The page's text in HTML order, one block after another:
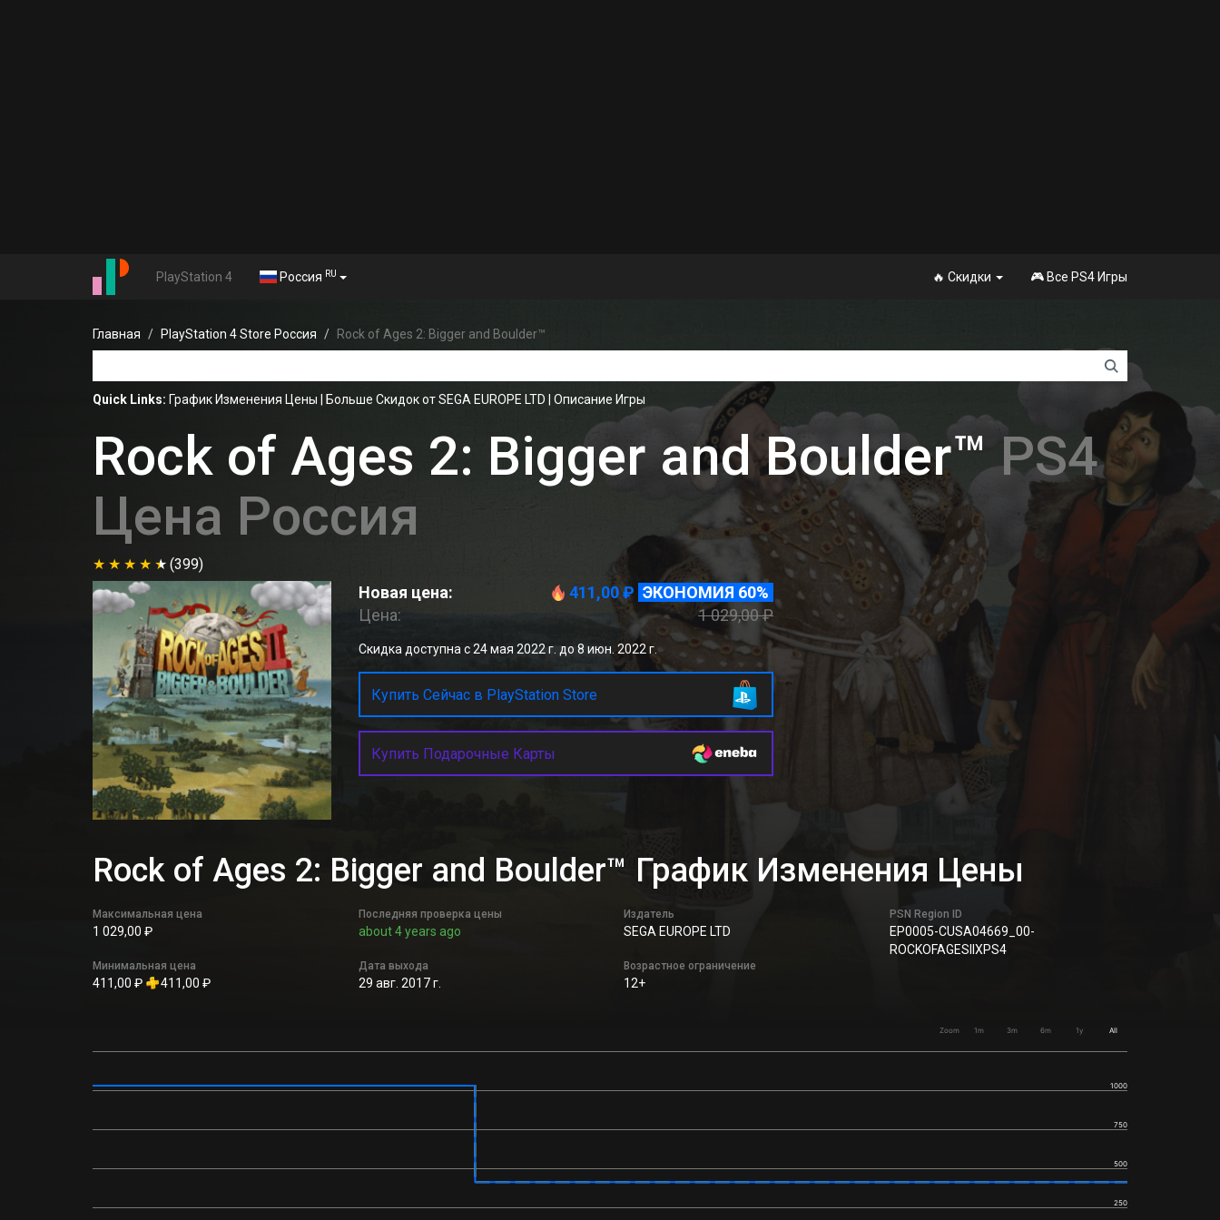
PlayStation 4 Россия RU 🔥 Скидки 🎮 Все PS4 Игры
Главная PlayStation 4 Store Россия Rock of Ages 2: Bigger and Boulder™
Quick Links: График Изменения Цены Больше Скидок от SEGA EUROPE LTD Описание Игры
Rock of Ages 2: Bigger and Boulder™PS4
Цена Россия
(399)
Новая цена: 411,00 ₽ ЭКОНОМИЯ 60%
Цена:
1 029,00 ₽
Скидка доступна с 24 мая 2022 г. до 8 июн. 2022 г.
Купить Сейчас в PlayStation Store
Купить Подарочные Карты
Rock of Ages 2: Bigger and Boulder™ График Изменения Цены
Максимальная цена
1 029,00 ₽
Минимальная цена
411,00 ₽ 411,00 ₽
Последняя проверка цены
about 4 years ago
Дата выхода
29 авг. 2017 г.
Издатель
SEGA EUROPE LTD
Возрастное ограничение
12+
PSN Region ID
EP0005-CUSA04669_00-
ROCKOFAGESIIXPS4
Zoom 1m 3m 6m 1y All
250
500
750
1000